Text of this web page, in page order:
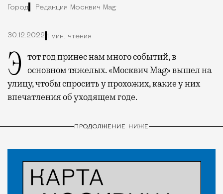
Город Редакция Москвич Mag
30.12.2022 1 мин. чтения
Этот год принес нам много событий, в основном тяжелых. «Москвич Mag» вышел на
улицу, чтобы спросить у прохожих, какие у них
впечатления об уходящем годе.
ПРОДОЛЖЕНИЕ НИЖЕ